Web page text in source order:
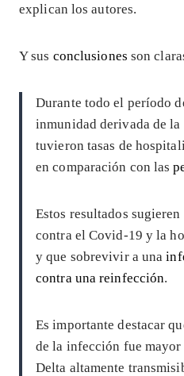
explican los autores.
Y sus conclusiones son
Durante todo el período
inmunidad derivada de
tuvieron tasas de
en comparación con las
Estos resultados
contra el Covid-19 y la
y que sobrevivir a una
contra una reinfección.
Es importante destacar
de la infección fue mayor
Delta altamente